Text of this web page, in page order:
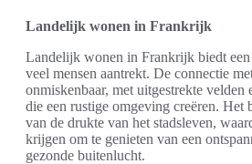
Landelijk wonen in Frankrijk
Landelijk wonen in Frankrijk biedt
veel mensen aantrekt. De connectie
onmiskenbaar, met uitgestrekte velden
die een rustige omgeving creëren. Het
van de drukte van het stadsleven,
krijgen om te genieten van een
gezonde buitenlucht.